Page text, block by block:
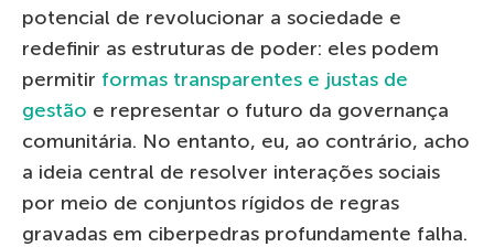
potencial de revolucionar a sociedade e
redefinir as estruturas de poder: eles podem
permitir formas transparentes e justas de
gestão e representar o futuro da governança
comunitária. No entanto, eu, ao contrário, acho
a ideia central de resolver interações sociais
por meio de conjuntos rígidos de regras
gravadas em ciberpedras profundamente falha.